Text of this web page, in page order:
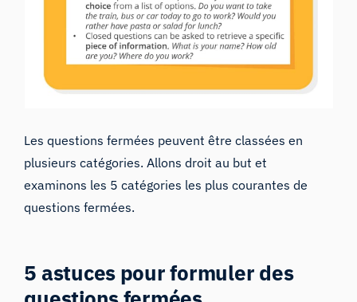
Les questions fermées peuvent être classées en
plusieurs catégories. Allons droit au but et
examinons les 5 catégories les plus courantes de
questions fermées.
5 astuces pour formuler des